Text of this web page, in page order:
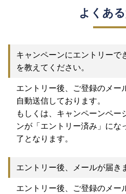
よくあ
キャンペーンにエントリーで
を教えてください。
エントリー後、ご登録のメー
自動送信しております。
もしくは、キャンペーンペー
ンが「エントリー済み」にな
了となります。
エントリー後、メールが届き
エントリー後、ご登録のメー